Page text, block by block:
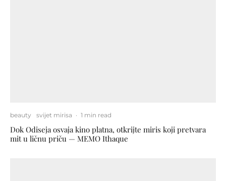
beauty svijet mirisa · 1 min read
Dok Odiseja osvaja kino platna, otkrijte miris koji pretvara
mit u ličnu priču — MEMO Ithaque